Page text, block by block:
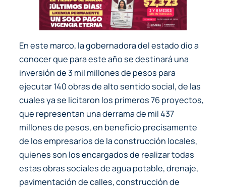
En este marco, la gobernadora del estado dio a
conocer que para este año se destinará una
inversión de 3 mil millones de pesos para
ejecutar 140 obras de alto sentido social, de las
cuales ya se licitaron los primeros 76 proyectos,
que representan una derrama de mil 437
millones de pesos, en beneficio precisamente
de los empresarios de la construcción locales,
quienes son los encargados de realizar todas
estas obras sociales de agua potable, drenaje,
pavimentación de calles, construcción de